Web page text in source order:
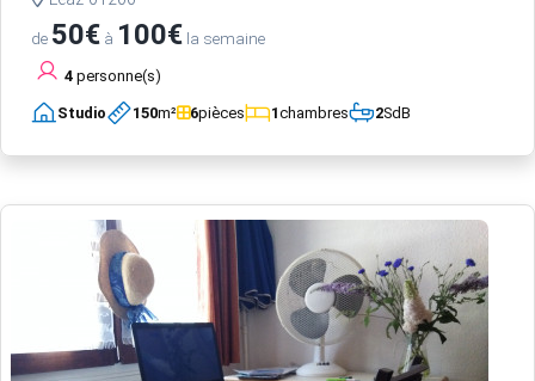
de 50€ à 100€ la semaine
4 personne(s)
Studio 150m² 6pièces 1chambres 2SdB